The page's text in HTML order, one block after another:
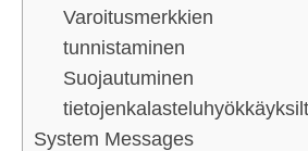
Varoitusmerkkien
tunnistaminen
Suojautuminen
System Messages